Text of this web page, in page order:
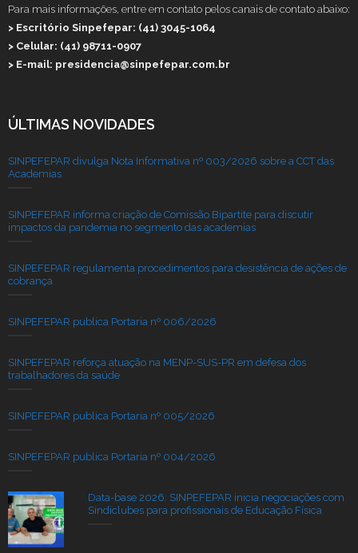
Para mais informações, entre em contato pelos canais de contato abaixo:
> Escritório Sinpefepar: (41) 3045-1064
> Celular: (41) 98711-0907
> E-mail: presidencia@sinpefepar.com.br
ÚLTIMAS NOVIDADES
SINPEFEPAR divulga Nota Informativa nº 003/2026 sobre a CCT das
Academias
SINPEFEPAR informa criação de Comissão Bipartite para discutir
impactos da pandemia no segmento das academias
SINPEFEPAR regulamenta procedimentos para desistência de ações de
cobrança
SINPEFEPAR publica Portaria nº 006/2026
SINPEFEPAR reforça atuação na MENP-SUS-PR em defesa dos
trabalhadores da saúde
SINPEFEPAR publica Portaria nº 005/2026
SINPEFEPAR publica Portaria nº 004/2026
Data-base 2026: SINPEFEPAR inicia negociações com
Sindiclubes para profissionais de Educação Física